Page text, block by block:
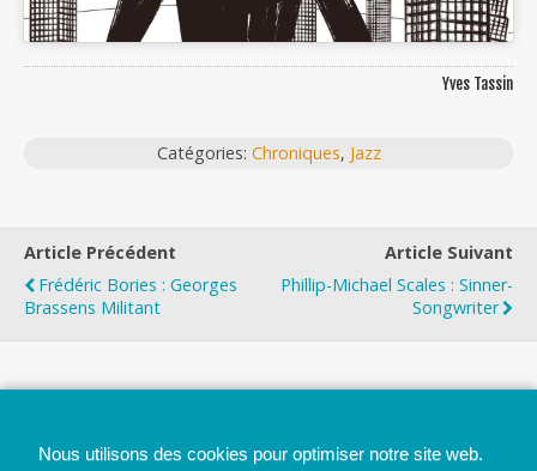
Yves Tassin
Catégories: Chroniques, Jazz
Article Précédent
Frédéric Bories : Georges
Brassens Militant
Article Suivant
Phillip-Michael Scales : Sinner-
Songwriter
Nous utilisons des cookies pour optimiser notre site web.